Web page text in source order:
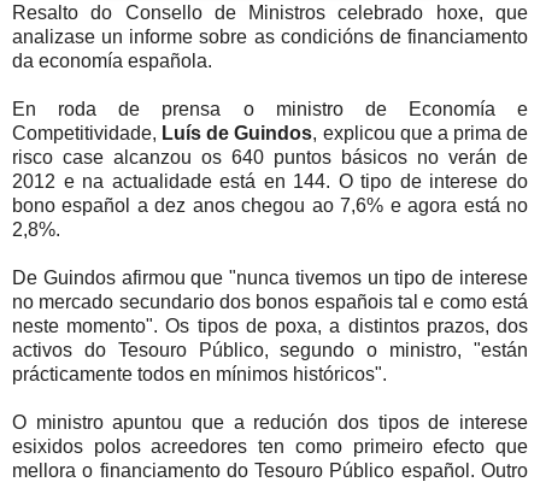
Resalto do Consello de Ministros celebrado hoxe, que
analizase un informe sobre as condicións de financiamento
da economía española.
En roda de prensa o ministro de Economía e
Competitividade, Luís de Guindos, explicou que a prima de
risco case alcanzou os 640 puntos básicos no verán de
2012 e na actualidade está en 144. O tipo de interese do
bono español a dez anos chegou ao 7,6% e agora está no
2,8%.
De Guindos afirmou que "nunca tivemos un tipo de interese
no mercado secundario dos bonos españois tal e como está
neste momento". Os tipos de poxa, a distintos prazos, dos
activos do Tesouro Público, segundo o ministro, "están
prácticamente todos en mínimos históricos".
O ministro apuntou que a redución dos tipos de interese
esixidos polos acreedores ten como primeiro efecto que
mellora o financiamento do Tesouro Público español. Outro